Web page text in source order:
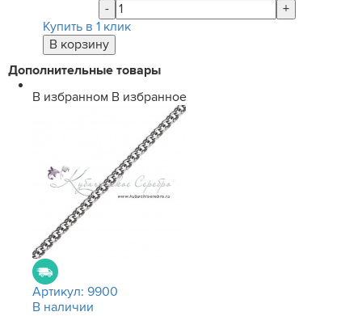
-
+
Купить в 1 клик
Дополнительные товары
В избранном В избранное
Артикул: 9900
В наличии